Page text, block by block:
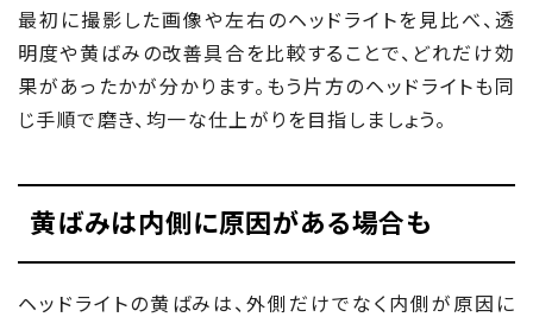
最初に撮影した画像や左右のヘッドライトを見比べ、透
明度や黄ばみの改善具合を比較することで、どれだけ効
果があったかが分かります。もう片方のヘッドライトも同
じ手順で磨き、均一な仕上がりを目指しましょう。
黄ばみは内側に原因がある場合も
ヘッドライトの黄ばみは、外側だけでなく内側が原因に